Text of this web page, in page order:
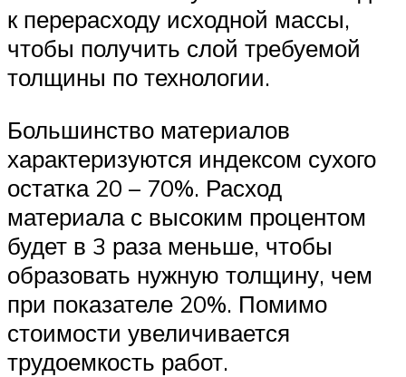
к перерасходу исходной массы,
чтобы получить слой требуемой
толщины по технологии.
Большинство материалов
характеризуются индексом сухого
остатка 20 – 70%. Расход
материала с высоким процентом
будет в 3 раза меньше, чтобы
образовать нужную толщину, чем
при показателе 20%. Помимо
стоимости увеличивается
трудоемкость работ.